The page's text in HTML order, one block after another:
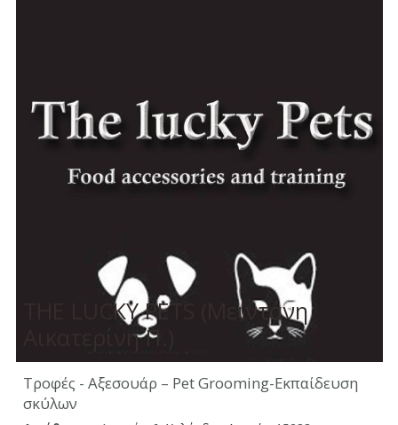
THE LUCKY PETS (Μεϊντάνη
Αικατερίνη Π.)
Τροφές - Αξεσουάρ – Pet Grooming-Εκπαίδευση
σκύλων